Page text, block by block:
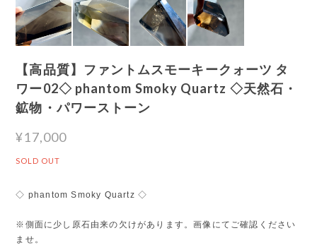
【高品質】ファントムスモーキークォーツ タ
ワー02◇ phantom Smoky Quartz ◇天然石・
鉱物・パワーストーン
¥17,000
SOLD OUT
◇ phantom Smoky Quartz ◇
※側面に少し原石由来の欠けがあります。画像にてご確認ください
ませ。